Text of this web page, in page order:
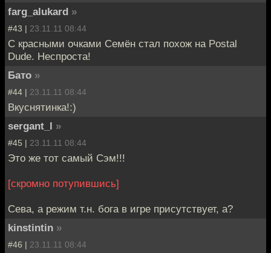
farg_alukard »
#43 | 23.11.11 08:44
С красными очками Семён стал похож на Postal
Dude. Неспроста!
Бато »
#44 | 23.11.11 08:44
Вкуснятинка!:)
sergant_l »
#45 | 23.11.11 08:44
Это же тот самый Сэм!!!
[скромно потупившись]
Сева, а режим т.н. бога в игре присутствует, а?
kinstintin »
#46 | 23.11.11 08:44